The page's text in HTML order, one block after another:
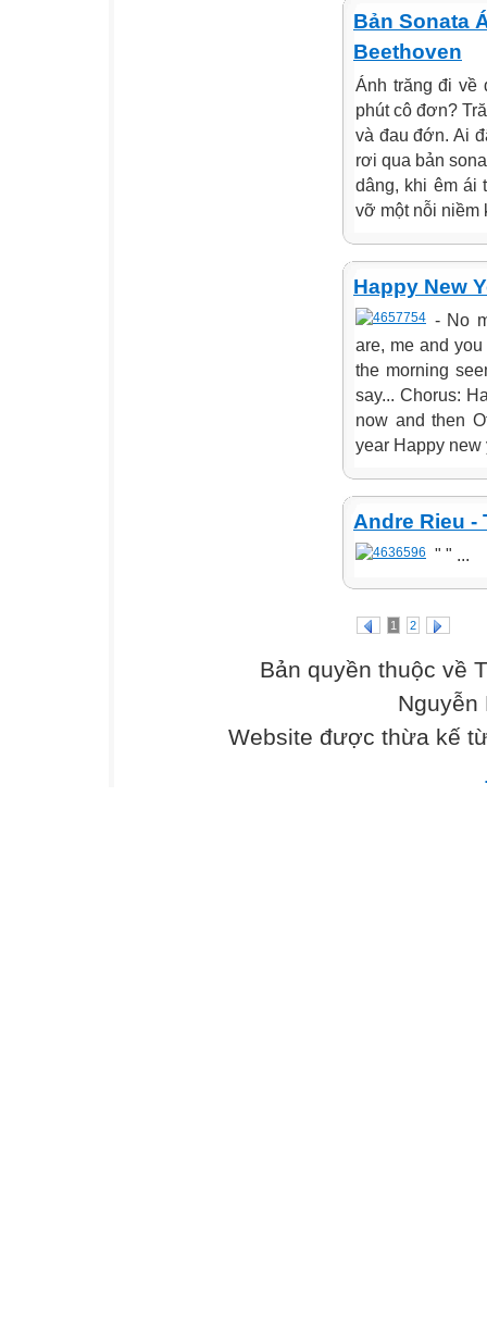
Bản Sonata
Beethoven
Ánh trăng đi về
phút cô đơn?
và đau đớn. Ai
rơi qua bản
dâng, khi êm ái
vỡ một nỗi niềm
Happy New
- No
are, me and
the morning
say... Chorus:
now and then
year Happy new
Andre Rieu -
" " ...
1 2
Bản quyền thuộc về
Nguyễn
Website được thừa kế